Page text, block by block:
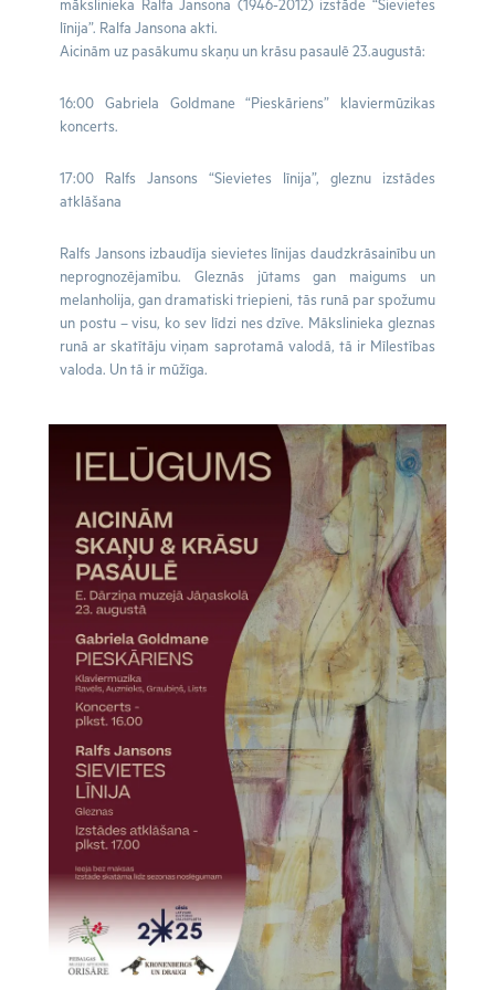
mākslinieka Ralfa Jansona (1946-2012) izstāde “Sievietes
līnija”. Ralfa Jansona akti.
Aicinām uz pasākumu skaņu un krāsu pasaulē 23.augustā:
16:00 Gabriela Goldmane “Pieskāriens” klaviermūzikas
koncerts.
17:00 Ralfs Jansons “Sievietes līnija”, gleznu izstādes
atklāšana
Ralfs Jansons izbaudīja sievietes līnijas daudzkrāsainību un
neprognozējamību. Gleznās jūtams gan maigums un
melanholija, gan dramatiski triepieni, tās runā par spožumu
un postu – visu, ko sev līdzi nes dzīve. Mākslinieka gleznas
runā ar skatītāju viņam saprotamā valodā, tā ir Mīlestības
valoda. Un tā ir mūžīga.